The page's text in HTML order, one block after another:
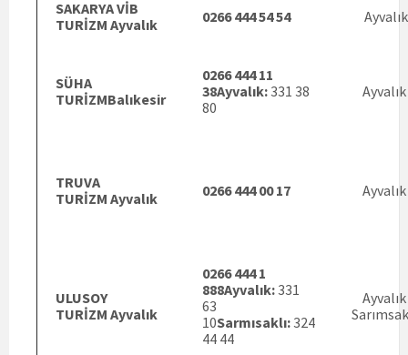
SAKARYA VİB
TURİZM Ayvalık
0266 444 54 54 Ayvalık
SÜHA
TURİZMBalıkesir
0266 444 11
38Ayvalık:331 38
80
Ayvalık
TRUVA
TURİZM Ayvalık
0266 444 00 17 Ayvalık
ULUSOY
TURİZM Ayvalık
0266 444 1
888Ayvalık:331
63
10Sarmısaklı:324
44 44
Ayvalık